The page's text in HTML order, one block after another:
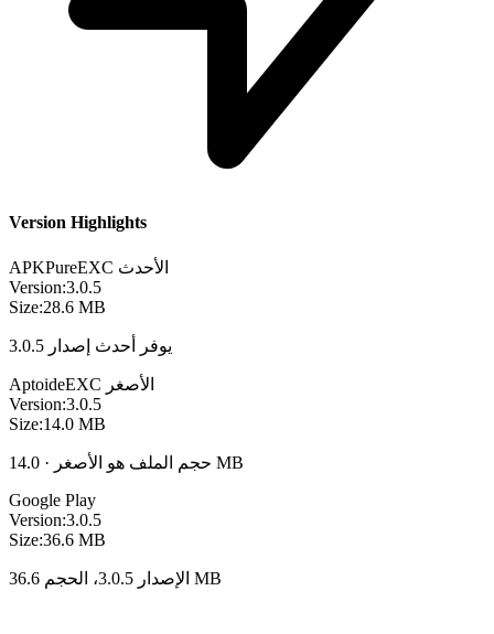
Version Highlights
APKPureEXC الأحدث
Version:3.0.5
Size:28.6 MB
يوفر أحدث إصدار 3.0.5
AptoideEXC الأصغر
Version:3.0.5
Size:14.0 MB
حجم الملف هو الأصغر · 14.0 MB
Google Play
Version:3.0.5
Size:36.6 MB
الإصدار 3.0.5، الحجم 36.6 MB